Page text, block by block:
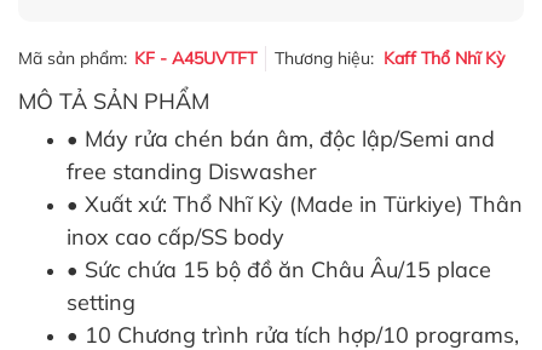
Mã sản phẩm: KF - A45UVTFT Thương hiệu: Kaff Thổ Nhĩ Kỳ
MÔ TẢ SẢN PHẨM
• Máy rửa chén bán âm, độc lập/Semi and
free standing Diswasher
• Xuất xứ: Thổ Nhĩ Kỳ (Made in Türkiye) Thân
inox cao cấp/SS body
• Sức chứa 15 bộ đồ ăn Châu Âu/15 place
setting
• 10 Chương trình rửa tích hợp/10 programs,